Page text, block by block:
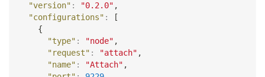
"version" : "0.2.0" ,
"configurations" :
[
{
"type" : "node" ,
"request" : "attach" ,
"name" : "Attach" ,